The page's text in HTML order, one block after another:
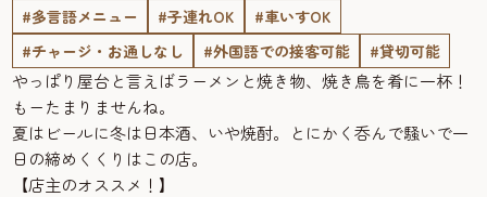
#多言語メニュー
#子連れOK
#車いすOK
#チャージ・お通しなし
#外国語での接客可能 #貸切可能
やっぱり屋台と言えばラーメンと焼き物、焼き鳥を肴に一杯！
もーたまりませんね。
夏はビールに冬は日本酒、いや焼酎。とにかく呑んで騒いで一
日の締めくくりはこの店。
【店主のオススメ！】